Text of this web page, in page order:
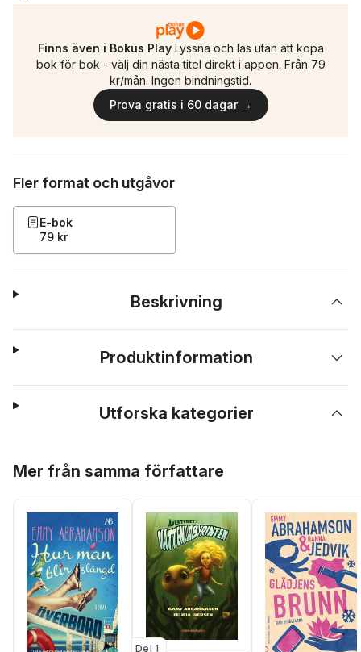
Finns även i Bokus Play Lyssna och läs utan att köpa
bok för bok - välj din nästa titel direkt i appen. Från 79
kr/mån. Ingen bindningstid.
Prova gratis i 60 dagar →
Fler format och utgåvor
E-bok
79 kr
Beskrivning
Produktinformation
Utforska kategorier
Mer från samma författare
Del 1